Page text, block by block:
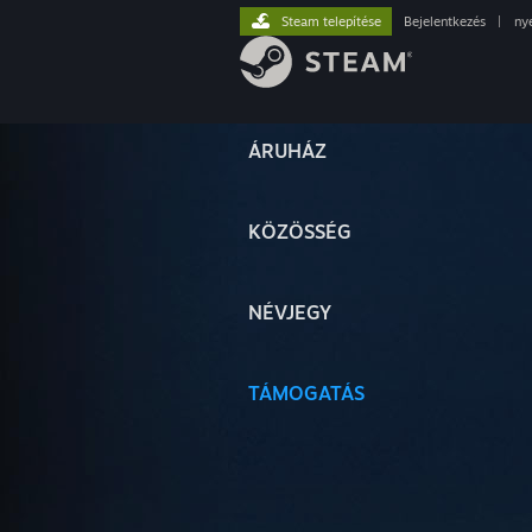
ÁRUHÁZ
KÖZÖSSÉG
NÉVJEGY
TÁMOGATÁS
Steam telepítése Bejelentkezés